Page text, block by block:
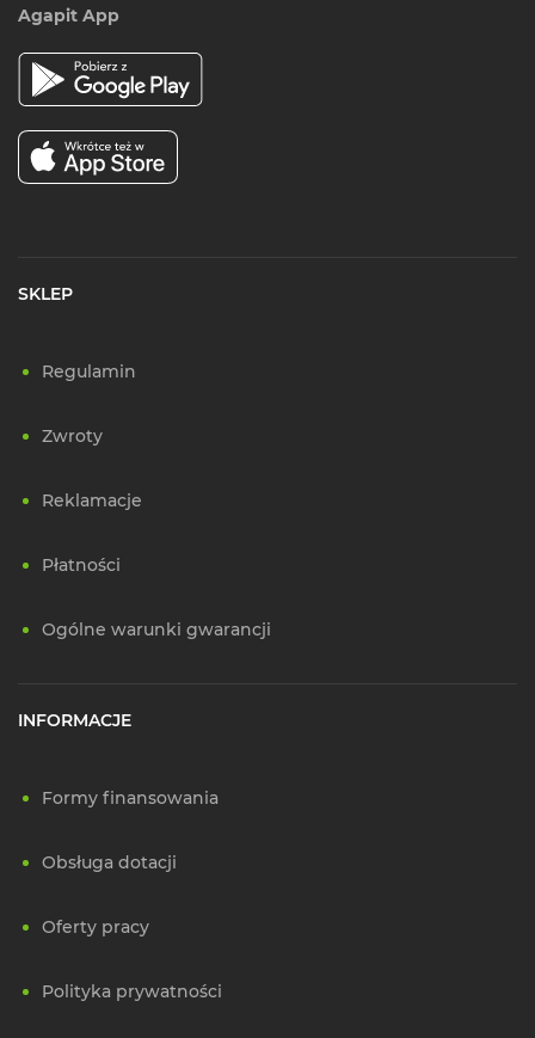
Agapit App
SKLEP
Regulamin
Zwroty
Reklamacje
Płatności
Ogólne warunki gwarancji
INFORMACJE
Formy finansowania
Obsługa dotacji
Oferty pracy
Polityka prywatności